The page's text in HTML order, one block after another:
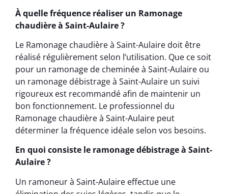
À quelle fréquence réaliser un Ramonage
chaudière à Saint-Aulaire ?
Le Ramonage chaudière à Saint-Aulaire doit être
réalisé régulièrement selon l’utilisation. Que ce soit
pour un ramonage de cheminée à Saint-Aulaire ou
un ramonage débistrage à Saint-Aulaire un suivi
rigoureux est recommandé afin de maintenir un
bon fonctionnement. Le professionnel du
Ramonage chaudière à Saint-Aulaire peut
déterminer la fréquence idéale selon vos besoins.
En quoi consiste le ramonage débistrage à Saint-
Aulaire ?
Un ramoneur à Saint-Aulaire effectue une